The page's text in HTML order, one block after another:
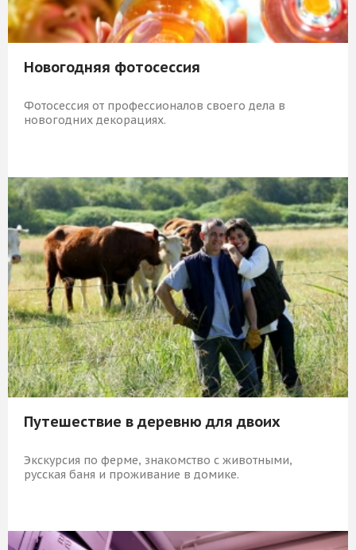
Новогодняя фотосессия
Фотосессия от профессионалов своего дела в
новогодних декорациях.
8 009 Р КУПИТЬ
Путешествие в деревню для двоих
Экскурсия по ферме, знакомство с животными,
русская баня и проживание в домике.